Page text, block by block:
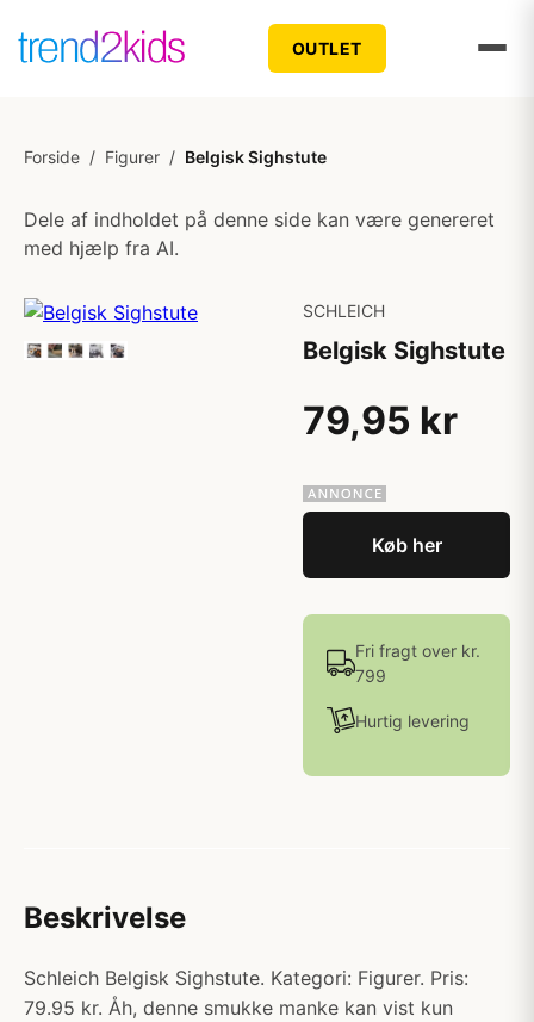
OUTLET
Forside / Figurer / Belgisk Sighstute
Dele af indholdet på denne side kan være genereret
med hjælp fra AI.
SCHLEICH
Belgisk Sighstute
79,95 kr
Køb her
Fri fragt over kr.
799
Hurtig levering
Beskrivelse
Schleich Belgisk Sighstute. Kategori: Figurer. Pris:
79.95 kr. Åh, denne smukke manke kan vist kun